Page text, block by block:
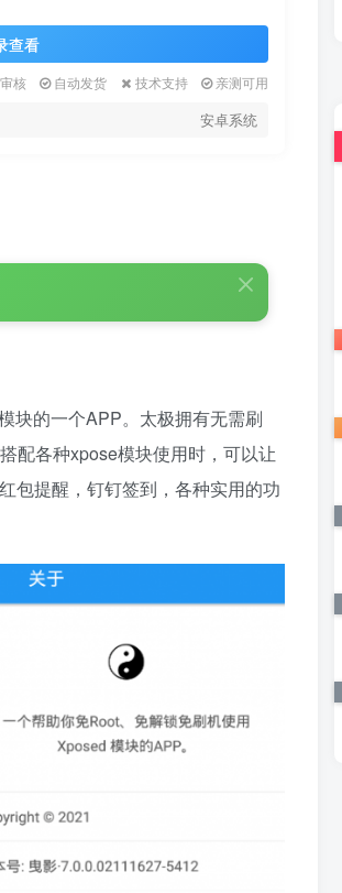
查看
核 自动发货 技术支持 亲测可用
安卓系统
块的一个APP。太极拥有无需刷
配各种xpose模块使用时，可以让
包提醒，钉钉签到，各种实用的功